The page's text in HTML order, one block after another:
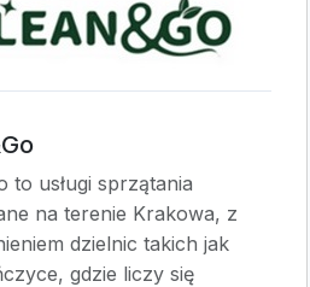
to usługi sprzątania
na terenie Krakowa, z
dzielnic takich jak
gdzie liczy się